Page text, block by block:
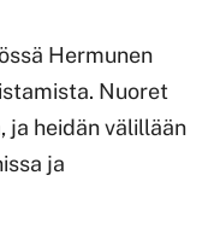
Hermunen
Nuoret
ja heidän välillään
ja